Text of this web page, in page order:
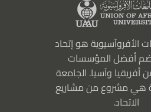
الأفروآسيوية هو إتحاد
أفضل المؤسسات
أفريقيا وآسيا. الجامعة
هي مشروع من مشاريع
الاتحاد.